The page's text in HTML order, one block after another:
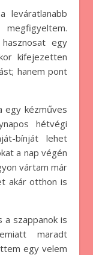
egy
kifejezetten
hanem pont
egy kézműves
hétvégi
bínját lehet
a nap végén
vártam már
akár otthon is
a szappanok is
maradt
egy velem